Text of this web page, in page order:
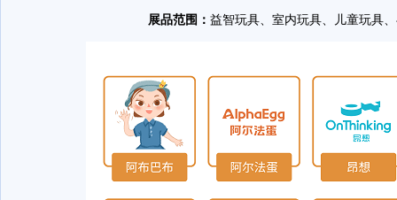
展品范围： 益智玩具、室内玩具、儿童玩具